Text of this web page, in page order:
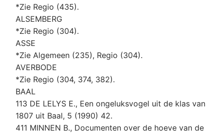
*Zie Regio (435).
ALSEMBERG
*Zie Regio (304).
ASSE
*Zie Algemeen (235), Regio (304).
AVERBODE
*Zie Regio (304, 374, 382).
BAAL
113 DE LELYS E., Een ongeluksvogel uit de klas van
1807 uit Baal, 5 (1990) 42.
411 MINNEN B., Documenten over de hoeve van de